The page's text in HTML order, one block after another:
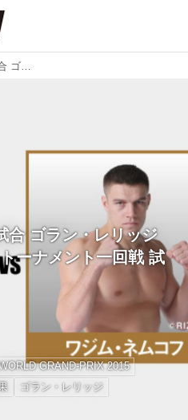
SARABAの宴 第十二試合 ゴラン・レリッジ VS ワジム・ネムコフ トーナメント一回戦 試合結果
合 ゴラン・レリッジ
ーナメント一回戦 試
GRAND-PRIX 2015
ゴラン・レリッジ